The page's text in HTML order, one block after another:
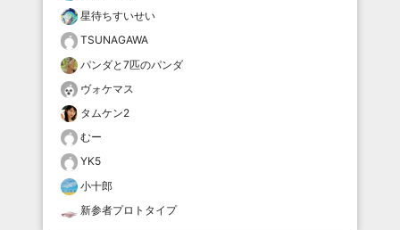
星待ちすいせい
TSUNAGAWA
パンダと7匹のパンダ
ヴォケマス
タムケン2
むー
YK5
小十郎
新参者プロトタイプ